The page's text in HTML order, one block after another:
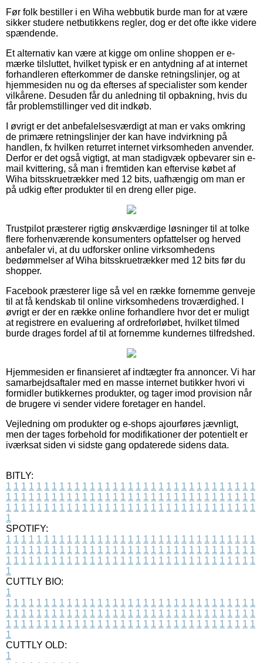
Før folk bestiller i en Wiha webbutik burde man for at være
sikker studere netbutikkens regler, dog er det ofte ikke videre
spændende.
Et alternativ kan være at kigge om online shoppen er e-
mærke tilsluttet, hvilket typisk er en antydning af at internet
forhandleren efterkommer de danske retningslinjer, og at
hjemmesiden nu og da efterses af specialister som kender
vilkårene. Desuden får du anledning til opbakning, hvis du
får problemstillinger ved dit indkøb.
I øvrigt er det anbefalelsesværdigt at man er vaks omkring
de primære retningslinjer der kan have indvirkning på
handlen, fx hvilken returret internet virksomheden anvender.
Derfor er det også vigtigt, at man stadigvæk opbevarer sin e-
mail kvittering, så man i fremtiden kan eftervise købet af
Wiha bitsskruetrækker med 12 bits, uafhængig om man er
på udkig efter produkter til en dreng eller pige.
Trustpilot præsterer rigtig ønskværdige løsninger til at tolke
flere forhenværende konsumenters opfattelser og herved
anbefaler vi, at du udforsker online virksomhedens
bedømmelser af Wiha bitsskruetrækker med 12 bits før du
shopper.
Facebook præsterer lige så vel en række fornemme genveje
til at få kendskab til online virksomhedens troværdighed. I
øvrigt er der en række online forhandlere hvor det er muligt
at registrere en evaluering af ordreforløbet, hvilket tilmed
burde drages fordel af til at fornemme kundernes tilfredshed.
Hjemmesiden er finansieret af indtægter fra annoncer. Vi har
samarbejdsaftaler med en masse internet butikker hvori vi
formidler butikkernes produkter, og tager imod provision når
de brugere vi sender videre foretager en handel.
Vejledning om produkter og e-shops ajourføres jævnligt,
men der tages forbehold for modifikationer der potentielt er
iværksat siden vi sidste gang opdaterede sidens data.
BITLY:
1 1 1 1 1 1 1 1 1 1 1 1 1 1 1 1 1 1 1 1 1 1 1 1 1 1 1 1 1 1 1 1 1
1 1 1 1 1 1 1 1 1 1 1 1 1 1 1 1 1 1 1 1 1 1 1 1 1 1 1 1 1 1 1 1 1
1 1 1 1 1 1 1 1 1 1 1 1 1 1 1 1 1 1 1 1 1 1 1 1 1 1 1 1 1 1 1 1 1
1
SPOTIFY:
1 1 1 1 1 1 1 1 1 1 1 1 1 1 1 1 1 1 1 1 1 1 1 1 1 1 1 1 1 1 1 1 1
1 1 1 1 1 1 1 1 1 1 1 1 1 1 1 1 1 1 1 1 1 1 1 1 1 1 1 1 1 1 1 1 1
1 1 1 1 1 1 1 1 1 1 1 1 1 1 1 1 1 1 1 1 1 1 1 1 1 1 1 1 1 1 1 1 1
1
CUTTLY BIO:
1
1 1 1 1 1 1 1 1 1 1 1 1 1 1 1 1 1 1 1 1 1 1 1 1 1 1 1 1 1 1 1 1 1
1 1 1 1 1 1 1 1 1 1 1 1 1 1 1 1 1 1 1 1 1 1 1 1 1 1 1 1 1 1 1 1 1
1 1 1 1 1 1 1 1 1 1 1 1 1 1 1 1 1 1 1 1 1 1 1 1 1 1 1 1 1 1 1 1 1
1
CUTTLY OLD:
1